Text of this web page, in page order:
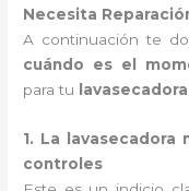
Necesita
A continuación te
cuándo es el
para tu
1. La
controles